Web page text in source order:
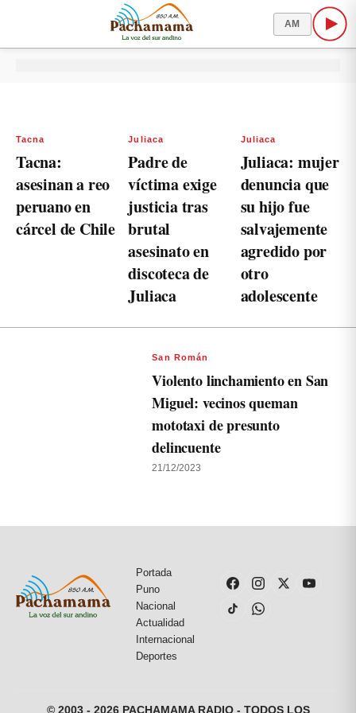
AM
Tacna
Tacna:
asesinan a reo
peruano en
cárcel de Chile
Juliaca
Padre de
víctima exige
justicia tras
brutal
asesinato en
discoteca de
Juliaca
Juliaca
Juliaca: mujer
denuncia que
su hijo fue
salvajemente
agredido por
otro
adolescente
San Román
Violento linchamiento en San
Miguel: vecinos queman
mototaxi de presunto
delincuente
21/12/2023
Portada
Puno
Nacional
Actualidad
Internacional
Deportes
© 2003 - 2026 PACHAMAMA RADIO - TODOS LOS